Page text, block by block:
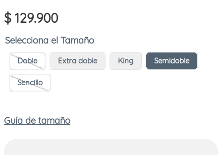
$ 129.900
Tamaño
Doble Extra doble King Semidoble
Sencillo
Guía de tamaño